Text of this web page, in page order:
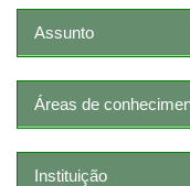
Assunto
Áreas de
Instituição